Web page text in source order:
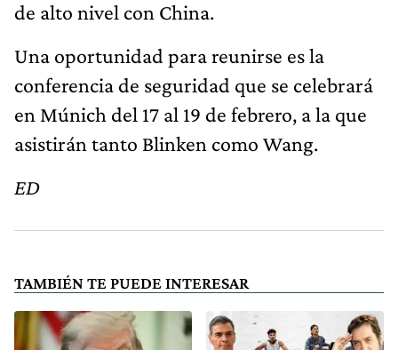
de alto nivel con China.
Una oportunidad para reunirse es la
conferencia de seguridad que se celebrará
en Múnich del 17 al 19 de febrero, a la que
asistirán tanto Blinken como Wang.
ED
TAMBIÉN TE PUEDE INTERESAR